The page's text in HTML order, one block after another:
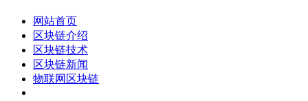
网站首页
区块链介绍
区块链技术
区块链新闻
物联网区块链